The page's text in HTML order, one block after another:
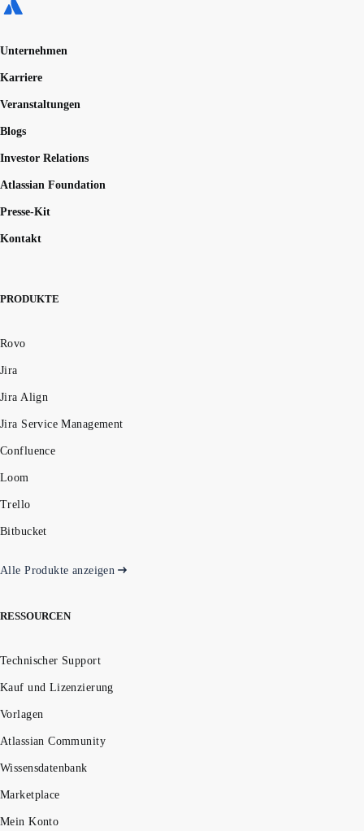
Unternehmen
Karriere
Veranstaltungen
Blogs
Investor Relations
Atlassian Foundation
Presse-Kit
Kontakt
PRODUKTE
Rovo
Jira
Jira Align
Jira Service Management
Confluence
Loom
Trello
Bitbucket
Alle Produkte anzeigen
RESSOURCEN
Technischer Support
Kauf und Lizenzierung
Vorlagen
Atlassian Community
Wissensdatenbank
Marketplace
Mein Konto